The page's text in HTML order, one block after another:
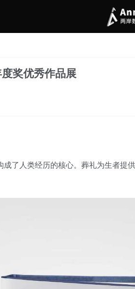
奖优秀作品展
了人类经历的核心。葬礼为生者